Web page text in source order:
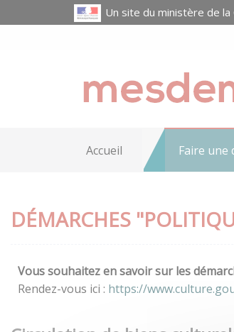
Un site du ministère de la
Accueil Faire une
DÉMARCHES
Vous souhaitez en savoir sur les
Rendez-vous ici : https://